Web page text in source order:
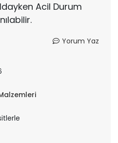
Acil Durum
Yorum Yaz